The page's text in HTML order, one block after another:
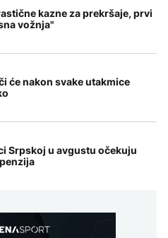
kazne za prekršaje, prvi
vožnja"
će nakon svake utakmice
Srpskoj u avgustu očekuju